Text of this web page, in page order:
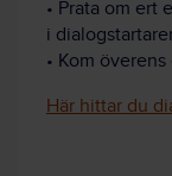
• Prata om ert
i
• Kom
Här hittar du